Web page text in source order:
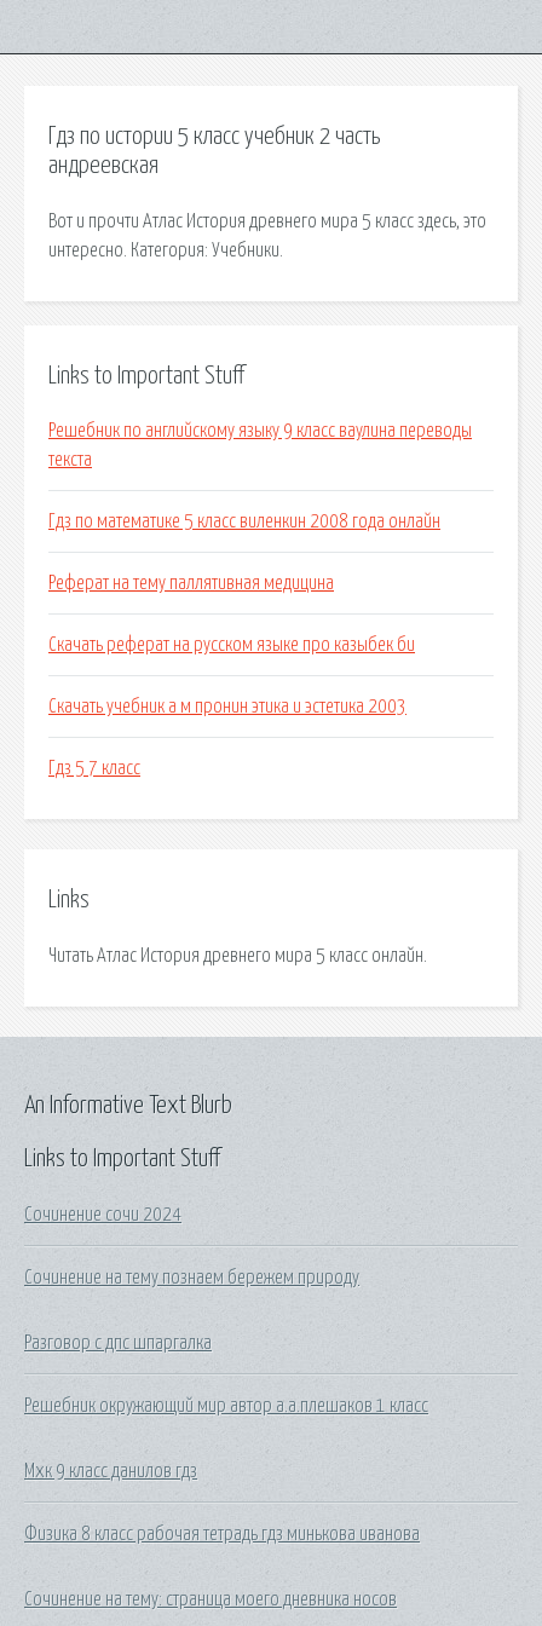
Гдз по истории 5 класс учебник 2 часть
андреевская
Вот и прочти Атлас История древнего мира 5 класс здесь, это
интересно. Категория: Учебники.
Links to Important Stuff
Решебник по английскому языку 9 класс ваулина переводы
текста
Гдз по математике 5 класс виленкин 2008 года онлайн
Реферат на тему паллятивная медицина
Скачать реферат на русском языке про казыбек би
Скачать учебник а м пронин этика и эстетика 2003
Гдз 5 7 класс
Links
Читать Атлас История древнего мира 5 класс онлайн.
Links to Important Stuff
Сочинение сочи 2024
Сочинение на тему познаем бережем природу
Разговор с дпс шпаргалка
Решебник окружающий мир автор а.а.плешаков 1 класс
Мхк 9 класс данилов гдз
Физика 8 класс рабочая тетрадь гдз минькова иванова
Сочинение на тему: страница моего дневника носов
An Informative Text Blurb